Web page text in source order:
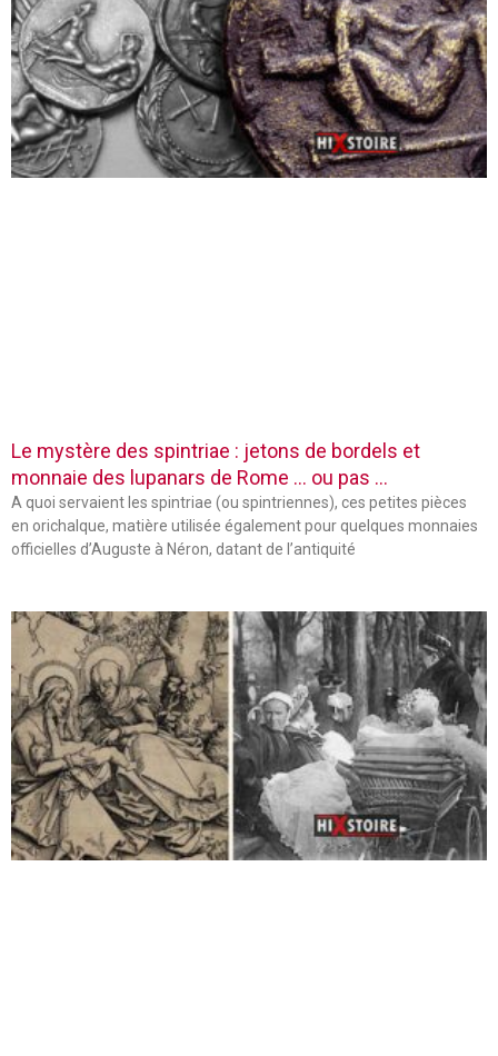
Le mystère des spintriae : jetons de bordels et
monnaie des lupanars de Rome … ou pas …
A quoi servaient les spintriae (ou spintriennes), ces petites pièces
en orichalque, matière utilisée également pour quelques monnaies
officielles d’Auguste à Néron, datant de l’antiquité